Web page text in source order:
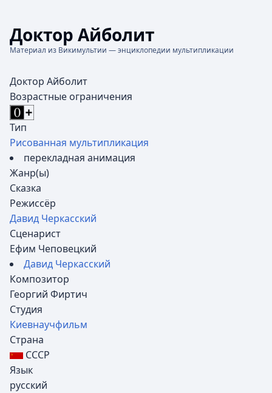
Доктор Айболит
Материал из Викимультии — энциклопедии мультипликации
Доктор Айболит
Возрастные ограничения
Тип
Рисованная мультипликация
перекладная анимация
Жанр(ы)
Сказка
Режиссёр
Давид Черкасский
Сценарист
Ефим Чеповецкий
Давид Черкасский
Композитор
Георгий Фиртич
Студия
Киевнаучфильм
Страна
СССР
Язык
русский